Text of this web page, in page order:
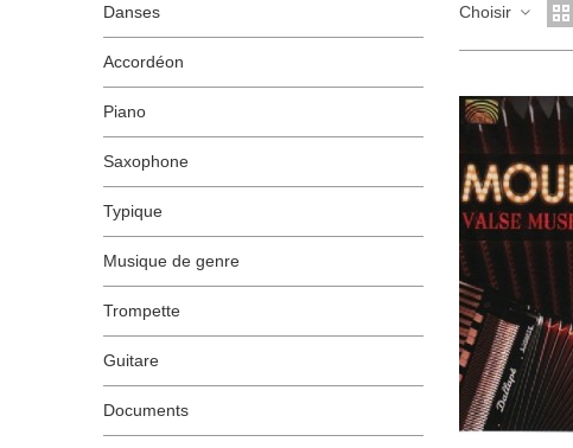
Danses
Accordéon
Piano
Saxophone
Typique
Musique de genre
Trompette
Guitare
Documents
Choisir